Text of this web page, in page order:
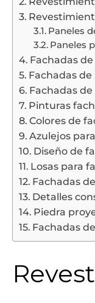
Paneles
Paneles
Fachadas
Fachadas
Fachadas
Pinturas
Colores de
Azulejos
Diseño de
Losas para
Fachadas
Detalles
Piedra
Fachadas